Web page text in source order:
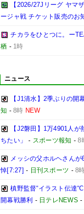
【2026/27Jリーグ ヤマ
ージャ戦 チケット販売のお
チカラをひとつに。ー
栖 - 1時
ニュース
【J1清水】2季ぶりの
知 -8時 NEW
【J2磐田】1万4901人
ちたい」
- スポーツ報知 -8
メッシの父ホルヘさん
悼[7:27] - 日刊スポーツ -8
槙野監督“イラスト伝達
開幕戦勝利 - 日テレNEWS -